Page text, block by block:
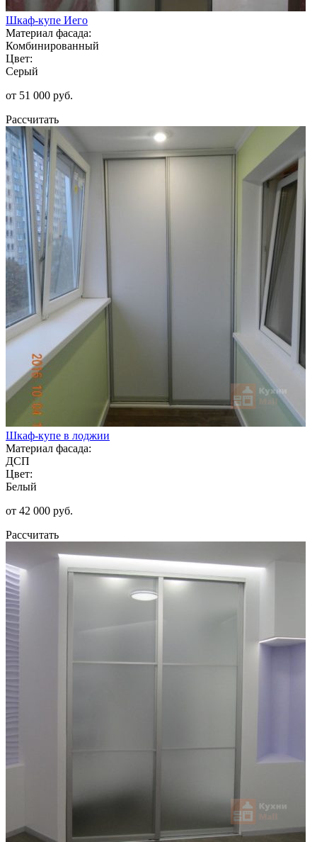
Шкаф-купе Иего
Материал фасада:
Комбинированный
Цвет:
Серый
от 51 000 руб.
Рассчитать
Шкаф-купе в лоджии
Материал фасада:
ДСП
Цвет:
Белый
от 42 000 руб.
Рассчитать